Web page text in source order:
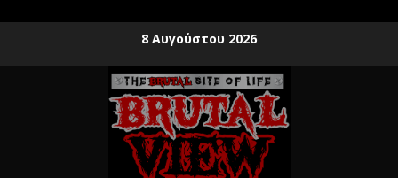
8 Αυγούστου 2026